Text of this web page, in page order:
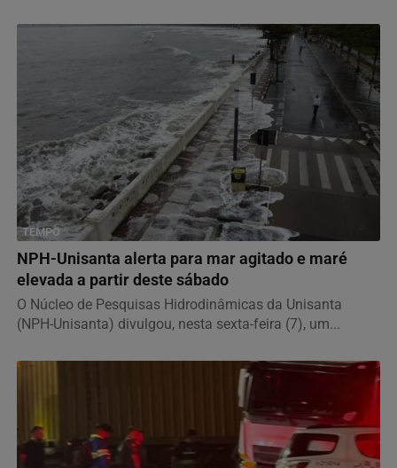
TEMPO
NPH-Unisanta alerta para mar agitado e maré
elevada a partir deste sábado
O Núcleo de Pesquisas Hidrodinâmicas da Unisanta
(NPH-Unisanta) divulgou, nesta sexta-feira (7), um...